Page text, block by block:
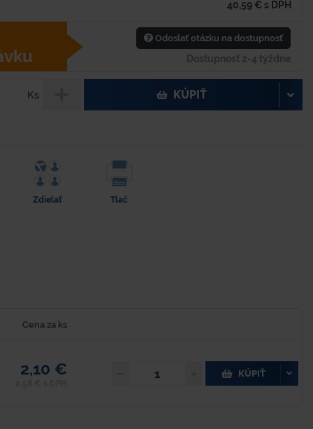
40,59 € s DPH
Odoslať otázku na dostupnosť
Dostupnosť 2-4 týždne
Ks KÚPIŤ
Zdielať Tlač
Cena za ks
2,10 € KÚPIŤ